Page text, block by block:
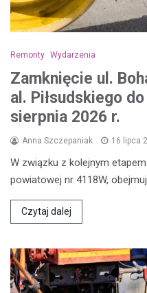
Remonty Wydarzenia
Zamknięcie ul.
al. Piłsudskiego
sierpnia 2026 r.
Anna Szczepaniak 16 lipca
W związku z kolejnym
powiatowej nr 4118W,
Czytaj dalej